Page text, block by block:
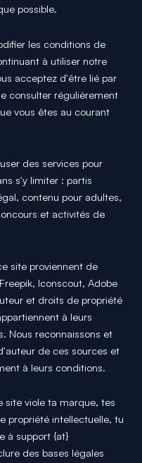
possible.
les conditions de
à utiliser notre
acceptez d'être lié par
consulter régulièrement
vous êtes au courant
des services pour
s'y limiter : partis
contenu pour adultes,
et activités de
site proviennent de
Iconscout, Adobe
et droits de propriété
à leurs
Nous reconnaissons et
de ces sources et
à leurs conditions.
site viole ta marque, tes
propriété intellectuelle, tu
à support {at}
des bases légales